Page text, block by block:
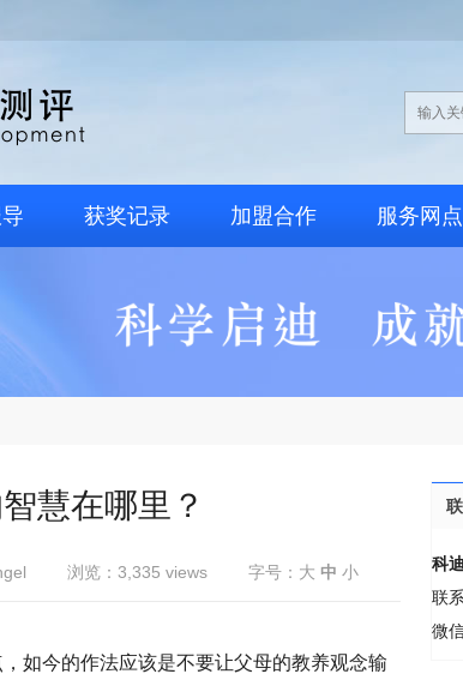
获奖记录 加盟合作 服务网点
慧在哪里？
浏览：3,335 views 字号： 大 中 小
如今的作法应该是不要让父母的教养观念输
科
联
微